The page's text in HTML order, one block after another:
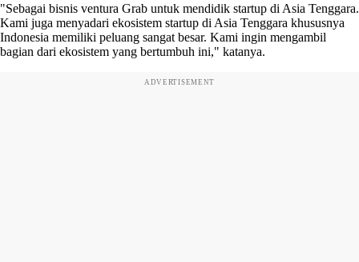
"Sebagai bisnis ventura Grab untuk mendidik startup di Asia Tenggara.
Kami juga menyadari ekosistem startup di Asia Tenggara khususnya
Indonesia memiliki peluang sangat besar. Kami ingin mengambil
bagian dari ekosistem yang bertumbuh ini," katanya.
ADVERTISEMENT